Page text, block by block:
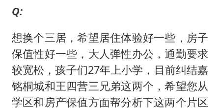
Q:
想换个三居，希望居住体验好一些，房子
保值性好一些，大人弹性办公，通勤要求
较宽松，孩子们27年上小学，目前纠结嘉
铭桐城和王四营三兄弟这两个，希望您从
学区和房产保值方面帮分析下这两个片区